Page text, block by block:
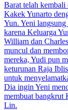
Barat telah kembali
Kakek Yunarto
Yun. Yeni langsung
karena Keluarga
William dan
muncul dan
mereka, Yudi pun
keturunan Raja
untuk
Dia ingin Yeni
membuat bangkrut
Lin.